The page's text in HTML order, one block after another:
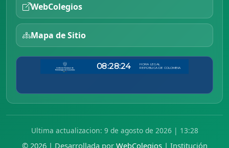
WebColegios
Mapa de Sitio
Ultima actualizacion: 9 de agosto de 2026 | 13:28
© 2026 | Desarrollada por WebColegios | Institución